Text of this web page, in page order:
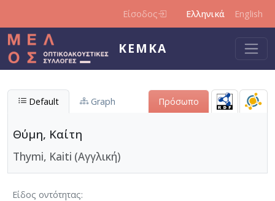
Είσοδος Ελληνικά English
ΚΕΜΚΑ
Default Graph Πρόσωπο
Θύμη, Καίτη
Thymi, Kaiti (Αγγλική)
Είδος οντότητας